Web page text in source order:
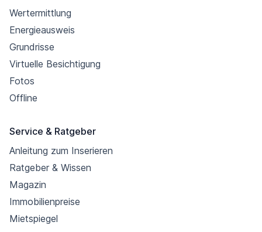
Wertermittlung
Energieausweis
Grundrisse
Virtuelle Besichtigung
Fotos
Offline
Service & Ratgeber
Anleitung zum Inserieren
Ratgeber & Wissen
Magazin
Immobilienpreise
Mietspiegel